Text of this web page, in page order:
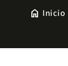
home Inicio